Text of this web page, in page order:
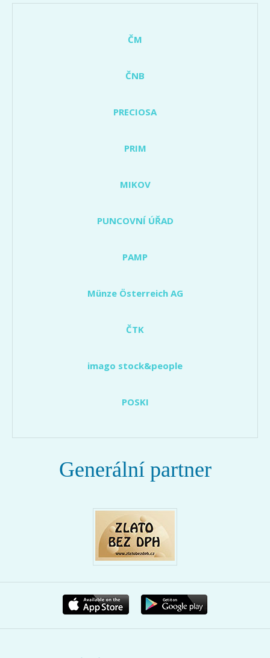
ČM
ČNB
PRECIOSA
PRIM
MIKOV
PUNCOVNÍ ÚŘAD
PAMP
Münze Österreich AG
ČTK
imago stock&people
POSKI
Generální partner